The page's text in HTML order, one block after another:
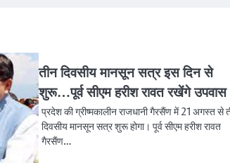
तीन दिवसीय मानसून सत्र इस दिन से
शुरू…पूर्व सीएम हरीश रावत रखेंगे उपवास
प्रदेश की ग्रीष्मकालीन राजधानी गैरसैंण में 21 अगस्त से
दिवसीय मानसून सत्र शुरू होगा। पूर्व सीएम हरीश रावत
गैरसैंण…